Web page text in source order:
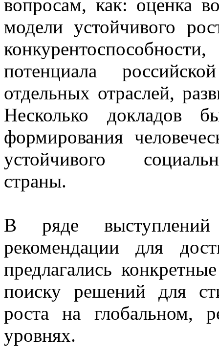
вопросам, как: оценка
модели устойчивого
потенциала
отдельных отраслей,
Несколько докладов
формирования
устойчивого
страны.
В ряде выступлений
рекомендации для
предлагались
поиску решений для
роста на глобальном,
уровнях.